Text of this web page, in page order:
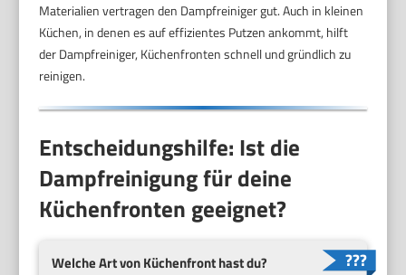
Materialien vertragen den Dampfreiniger gut. Auch in kleinen
Küchen, in denen es auf effizientes Putzen ankommt, hilft
der Dampfreiniger, Küchenfronten schnell und gründlich zu
reinigen.
Entscheidungshilfe: Ist die
Dampfreinigung für deine
Küchenfronten geeignet?
Welche Art von Küchenfront hast du?